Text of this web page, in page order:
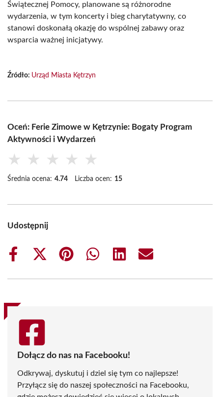
Świątecznej Pomocy, planowane są różnorodne
wydarzenia, w tym koncerty i bieg charytatywny, co
stanowi doskonałą okazję do wspólnej zabawy oraz
wsparcia ważnej inicjatywy.
Źródło: Urząd Miasta Kętrzyn
Oceń: Ferie Zimowe w Kętrzynie: Bogaty Program
Aktywności i Wydarzeń
★ ★ ★ ★ ★
Średnia ocena: 4.74 Liczba ocen: 15
Udostępnij
Share
Share
(Twitter)
Share
Share
Share
Share
Dołącz do nas na Facebooku!
Odkrywaj, dyskutuj i dziel się tym co najlepsze!
Przyłącz się do naszej społeczności na Facebooku,